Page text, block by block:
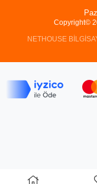
Copyright©
NETHOUSE